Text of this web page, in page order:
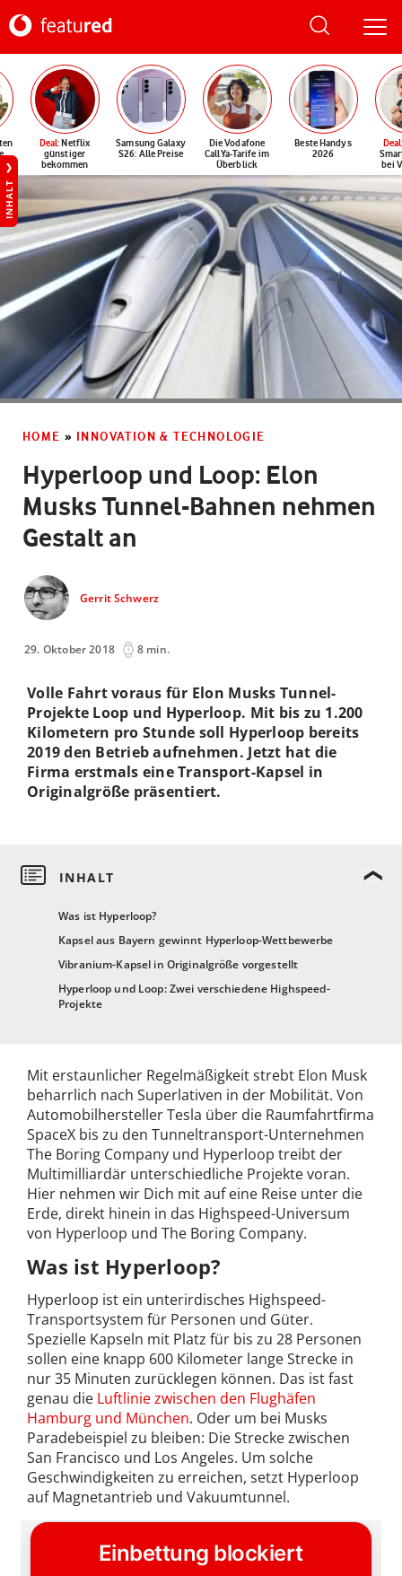
Deal: Netflix
günstiger
bekommen
Samsung Galaxy
S26: Alle Preise
Die Vodafone
CallYa-Tarife im
Überblick
Beste Handys
2026
Deal
bei
INHALT
HOME » INNOVATION & TECHNOLOGIE
Hyperloop und Loop: Elon
Musks Tunnel-Bahnen nehmen
Gestalt an
Gerrit Schwerz
29. Oktober 2018 8 min.
Was ist Hyperloop?
Kapsel aus Bayern gewinnt Hyperloop-Wettbewerbe
Vibranium-Kapsel in Originalgröße vorgestellt
Hyperloop und Loop: Zwei verschiedene Highspeed-
Projekte
Volle Fahrt voraus für Elon Musks Tunnel-
Projekte Loop und Hyperloop. Mit bis zu 1.200
Kilometern pro Stunde soll Hyperloop bereits
2019 den Betrieb aufnehmen. Jetzt hat die
Firma erstmals eine Transport-Kapsel in
Originalgröße präsentiert.
Mit erstaunlicher Regelmäßigkeit strebt Elon Musk
beharrlich nach Superlativen in der Mobilität. Von
Automobilhersteller Tesla über die Raumfahrtfirma
SpaceX bis zu den Tunneltransport-Unternehmen
The Boring Company und Hyperloop treibt der
Multimilliardär unterschiedliche Projekte voran.
Hier nehmen wir Dich mit auf eine Reise unter die
Erde, direkt hinein in das Highspeed-Universum
von Hyperloop und The Boring Company.
Was ist Hyperloop?
Hyperloop ist ein unterirdisches Highspeed-
Transportsystem für Personen und Güter.
Spezielle Kapseln mit Platz für bis zu 28 Personen
sollen eine knapp 600 Kilometer lange Strecke in
nur 35 Minuten zurücklegen können. Das ist fast
genau die Luftlinie zwischen den Flughäfen
Hamburg und München. Oder um bei Musks
Paradebeispiel zu bleiben: Die Strecke zwischen
San Francisco und Los Angeles. Um solche
Geschwindigkeiten zu erreichen, setzt Hyperloop
auf Magnetantrieb und Vakuumtunnel.